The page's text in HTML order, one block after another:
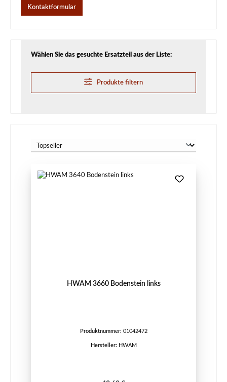
Kontaktformular
Wählen Sie das gesuchte Ersatzteil aus der Liste:
Produkte filtern
HWAM 3660 Bodenstein links
Produktnummer: 01042472
Hersteller: HWAM